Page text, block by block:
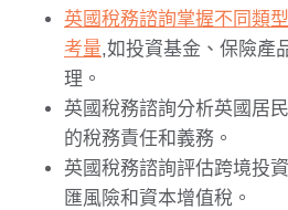
英國稅務諮詢掌握不同類
考量,如投資基金、保險產
理。
英國稅務諮詢分析英國居
的稅務責任和義務。
英國稅務諮詢評估跨境投
匯風險和資本增值稅。